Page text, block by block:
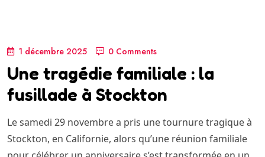
1 décembre 2025 0 Comments
Une tragédie familiale : la
fusillade à Stockton
Le samedi 29 novembre a pris une tournure tragique à
Stockton, en Californie, alors qu’une réunion familiale